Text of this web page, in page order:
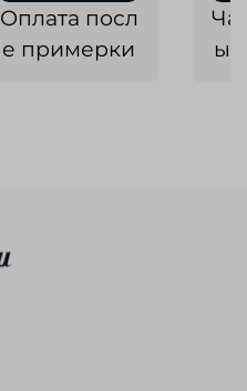
Оплата посл
е примерки